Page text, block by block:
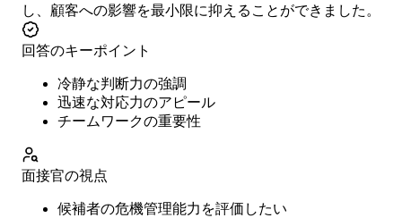
し、顧客への影響を最小限に抑えることができました。
回答のキーポイント
冷静な判断力の強調
迅速な対応力のアピール
チームワークの重要性
面接官の視点
候補者の危機管理能力を評価したい